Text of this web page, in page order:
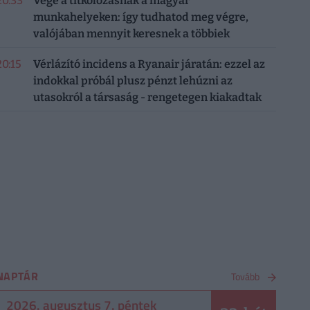
munkahelyeken: így tudhatod meg végre,
valójában mennyit keresnek a többiek
Vérlázító incidens a Ryanair járatán: ezzel az
indokkal próbál plusz pénzt lehúzni az
utasokról a társaság - rengetegen kiakadtak
Tovább
2026. augusztus 7. péntek